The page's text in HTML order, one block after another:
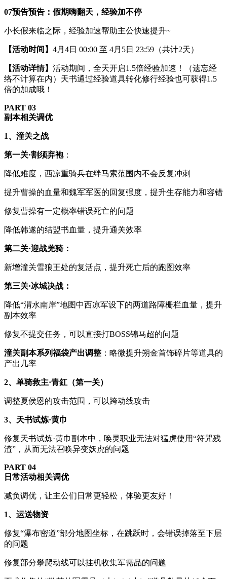
07预告预告：假期嗨翻天，经验加不停
小长假来临之际，经验加速帮助主公快速提升~
【活动时间】 4月4日 00:00 至 4月5日 23:59（共计2天）
【活动详情】 活动期间，全天开启1.5倍经验加速！（遗忘经
络不计算在内）天书通过经验道具转化修行经验也可获得1.5
倍的加成哦！
PART 03
副本相关调优
1、潼关之战
第一关·割须弃袍：
降低难度，西凉重骑兵在绊马索范围内不会反复冲刺
提升曹操的血量和魏军军医的回复强度，提升生存能力和容错
修复曹操有一定概率错误死亡的问题
降低韩遂的结盟书血量，提升通关效率
第二关·迎战羌骑：
新增潼关雪狼王处的复活点，提升死亡后的跑图效率
第三关·冰城决战：
降低“渭水南岸”地图中西凉军设下的两道路障栅栏血量，提升
副本效率
修复不提交任务，可以直接打BOSS锦马超的问题
潼关副本系列福袋产出调整 ：略微提升朔金首饰碎片等道具的
产出几率
2、单骑救主·青釭（第一关）
调整夏侯恩的攻击范围，可以跨动线攻击
3、天书试炼·黄巾
修复天书试炼·黄巾副本中，唤灵职业无法对猛虎使用“符咒残
渣”，从而无法召唤异变妖虎的问题
PART 04
日常活动相关调优
减负调优，让主公们日常更轻松，体验更友好！
1、运送物资
修复“瀑布密道”部分地图坐标，在跳跃时，会错误掉落至下层
的问题
修复部分攀爬动线可以挂机收集军需品的问题